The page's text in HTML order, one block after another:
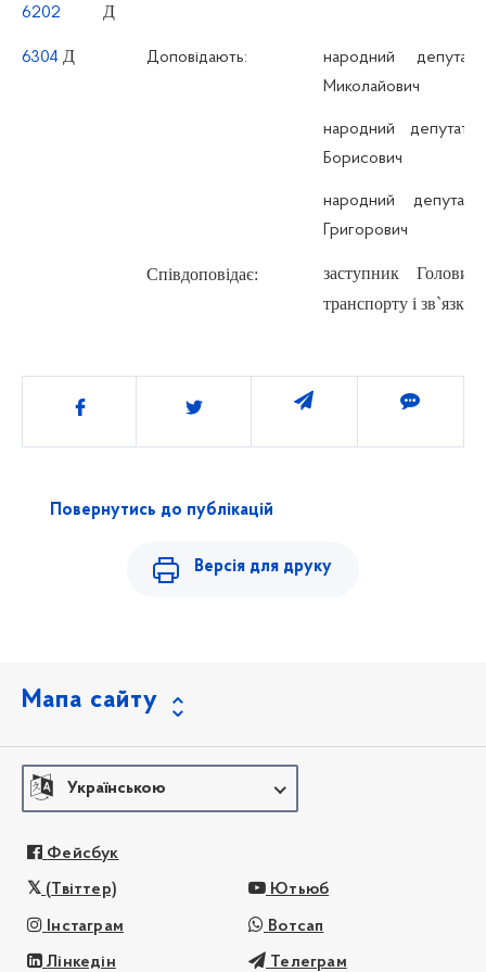
6202
Д
6304 Д Доповідають:
Співдоповідає:
народний
Миколайович
народний
Борисович
народний
Григорович
заступник Голови
транспорту і
Поділитись
Повернутись до публікацій
Версія для друку
Мапа сайту
Українською
Фейсбук
(Твіттер) Ютьюб
Інстаграм Вотсап
Лінкедін Телеграм